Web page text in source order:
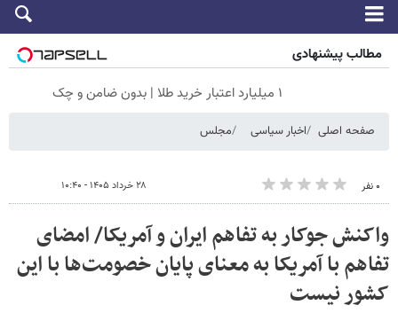
مطالب پیشنهادی
۱ میلیارد اعتبار خرید طلا | بدون ضامن و چک
صفحه اصلی اخبار سیاسی مجلس
۰ نفر ۲۸ خرداد ۱۴۰۵ - ۱۰:۴۰
واکنش جوکار به تفاهم ایران و آمریکا/ امضای
تفاهم با آمریکا به معنای پایان خصومت‌ها با این
کشور نیست